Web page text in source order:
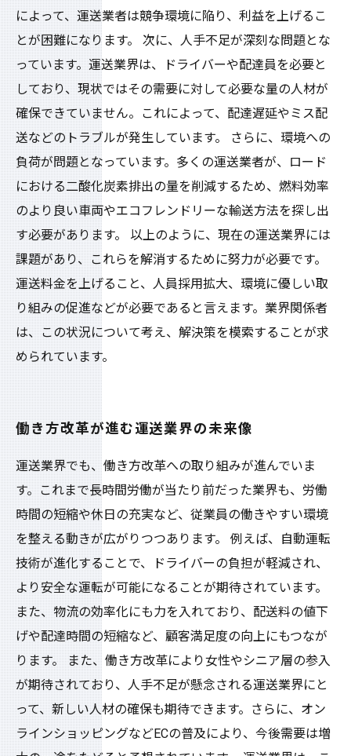
によって、運送業者は競争環境に陥り、利益を上げるこ
とが困難になります。 次に、人手不足が深刻な問題とな
っています。運送業界は、ドライバーや配達員を必要と
しており、現状ではその需要に対して必要な量の人材が
確保できていません。これによって、配達遅延やミス配
送などのトラブルが発生しています。 さらに、環境への
負荷が問題となっています。多くの運送業者が、ロード
における二酸化炭素排出の量を削減するため、燃料効率
のより良い車両やエコフレンドリーな輸送方法を探し出
す必要があります。 以上のように、現在の運送業界には
課題があり、これらを解消するために努力が必要です。
運送料金を上げること、人員採用拡大、環境に優しい取
り組みの促進などが必要であると言えます。業界関係者
は、この状況について考え、解決策を模索することが求
められています。
働き方改革が進む運送業界の未来像
運送業界でも、働き方改革への取り組みが進んでいま
す。これまで長時間労働が当たり前だった業界も、労働
時間の短縮や休日の充実など、従業員の働きやすい環境
を整える動きが広がりつつあります。 例えば、自動運転
技術が進化することで、ドライバーの負担が軽減され、
より安全な運転が可能になることが期待されています。
また、物流の効率化にも力を入れており、配送料の値下
げや配達時間の短縮など、顧客満足度の向上にもつなが
ります。 また、働き方改革により女性やシニア層の参入
が期待されており、人手不足が懸念される運送業界にと
って、新しい人材の確保も期待できます。さらに、オン
ラインショッピングなどECの普及により、今後需要は増